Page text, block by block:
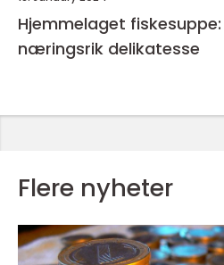
Hjemmelaget
næringsrik delikatesse
Flere nyheter